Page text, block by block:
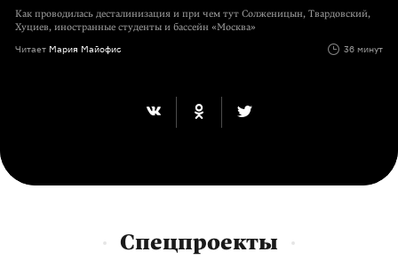
Как проводилась десталинизация и при чем тут Солженицын, Твардовский,
Хуциев, иностранные студенты и бассейн «Москва»
Читает Мария Майофис 36 минут
Спецпроекты